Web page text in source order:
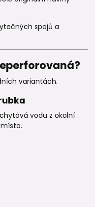
spojů a
variantách.
vodu z okolní